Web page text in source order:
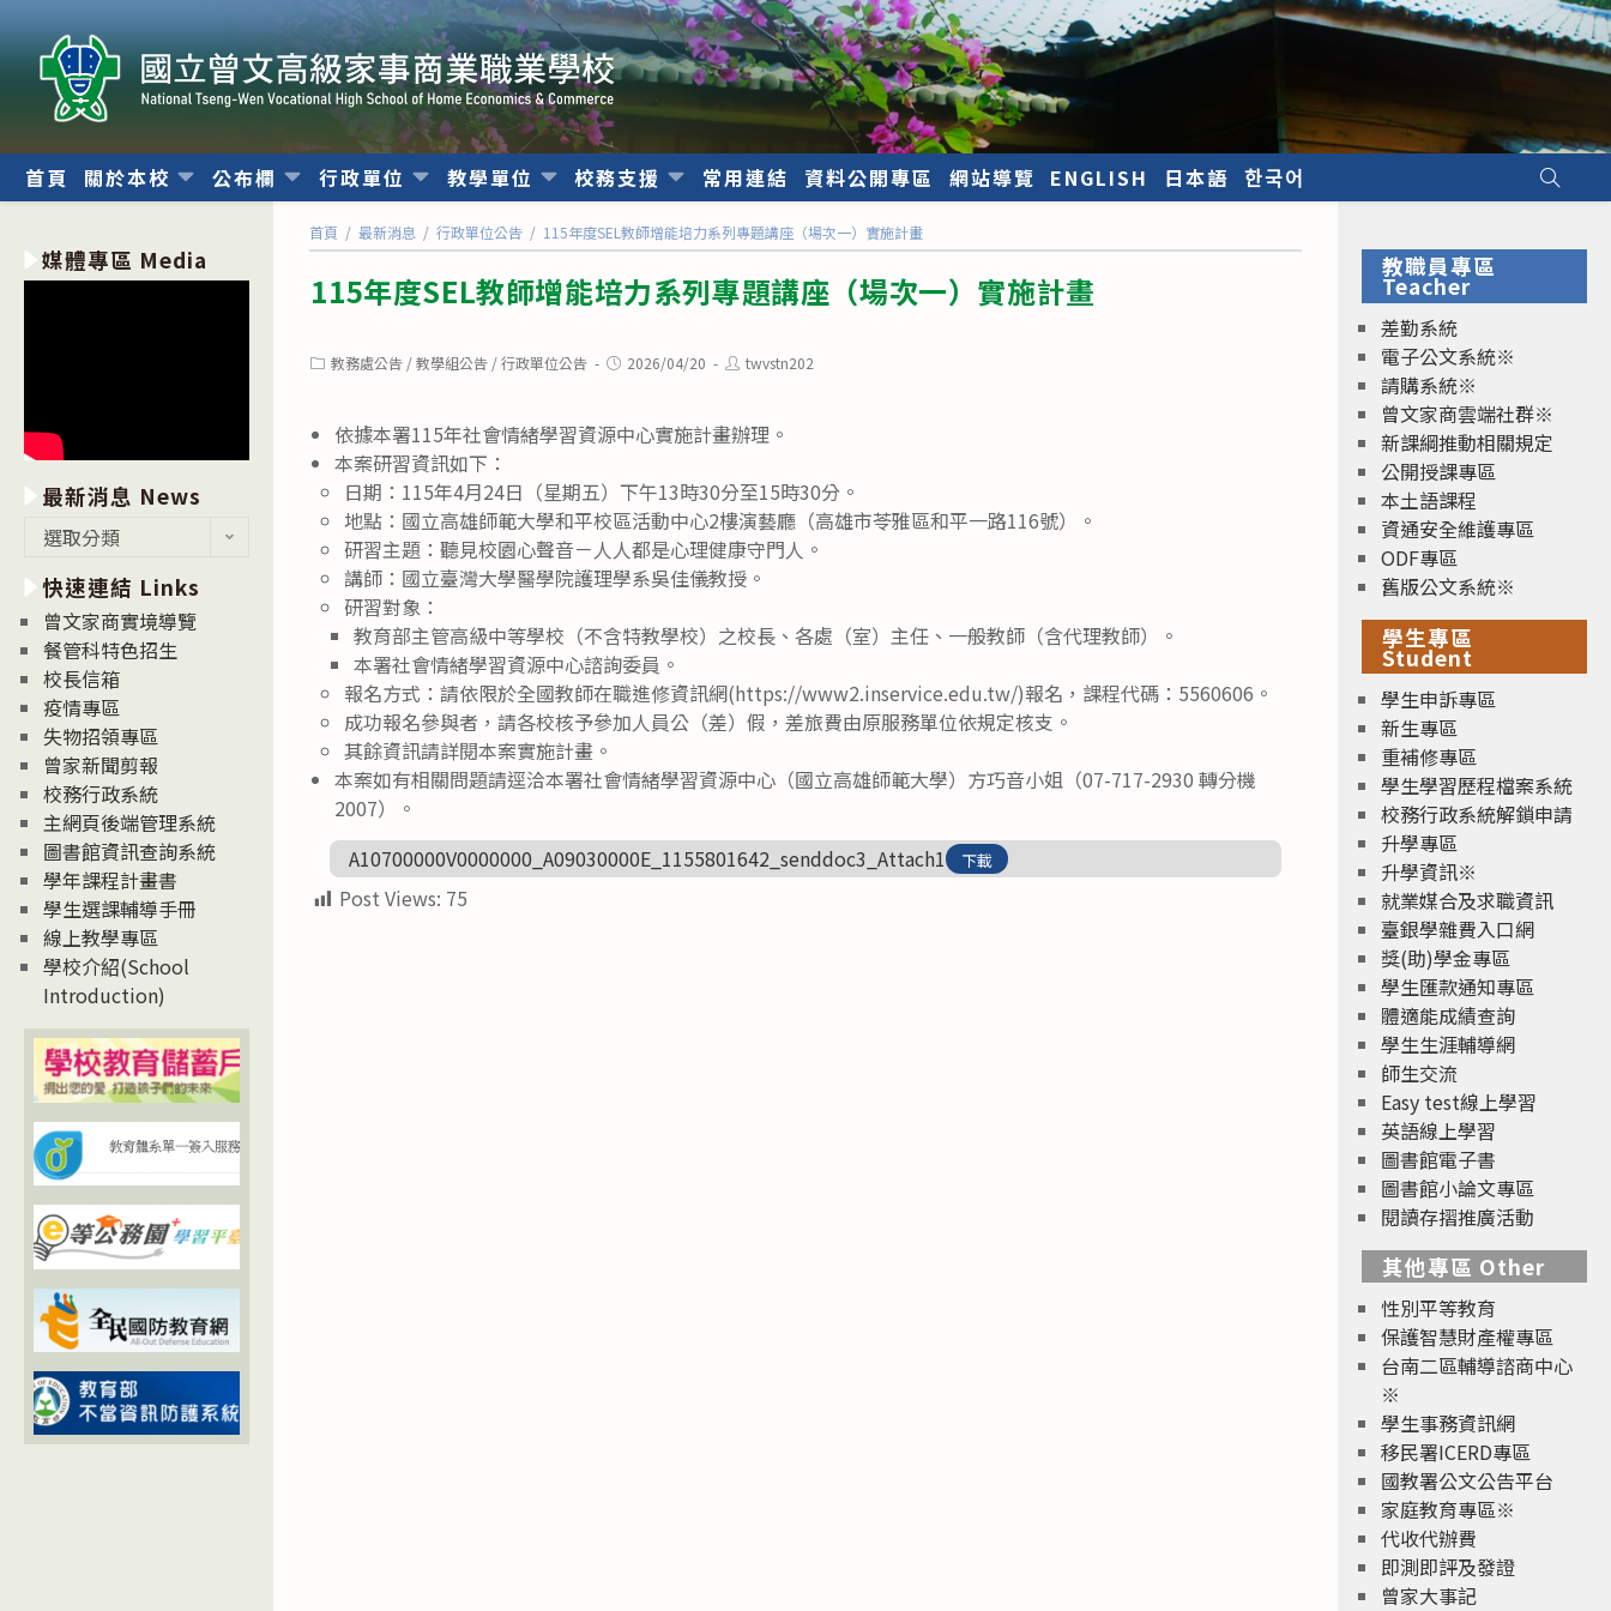
轉
內
首頁 關於本校 公布欄 行政單位 教學單位 校務支援 常用連結 資料公開專區 網站導覽 ENGLISH 日本語 한국어
首頁 / 最新消息 / 行政單位公告 / 115年度SEL教師增能培力系列專題講座（場次一）實施計畫
115年度SEL教師增能培力系列專題講座（場次一）實施計畫
Post教務處公告 / 教學組公告 / 行政單位公告
Post2026/04/20
Posttwvstn202
依據本署115年社會情緒學習資源中心實施計畫辦理。
本案研習資訊如下：
日期：115年4月24日（星期五）下午13時30分至15時30分。
地點：國立高雄師範大學和平校區活動中心2樓演藝廳（高雄市苓雅區和平一路116號）。
研習主題：聽見校園心聲音－人人都是心理健康守門人。
講師：國立臺灣大學醫學院護理學系吳佳儀教授。
研習對象：
教育部主管高級中等學校（不含特教學校）之校長、各處（室）主任、一般教師（含代理教師）。
本署社會情緒學習資源中心諮詢委員。
報名方式：請依限於全國教師在職進修資訊網(https://www2.inservice.edu.tw/)報名，課程代碼：5560606。
成功報名參與者，請各校核予參加人員公（差）假，差旅費由原服務單位依規定核支。
其餘資訊請詳閱本案實施計畫。
本案如有相關問題請逕洽本署社會情緒學習資源中心（國立高雄師範大學）方巧音小姐（07-717-2930 轉分機
2007）。
A10700000V0000000_A09030000E_1155801642_senddoc3_Attach1
下載
Post Views: 75
媒體專區 Media
最新消息 News
消
息
News
選取分類
快速連結 Links
曾文家商實境導覽
餐管科特色招生
校長信箱
疫情專區
失物招領專區
曾家新聞剪報
校務行政系統
主網頁後端管理系統
圖書館資訊查詢系統
學年課程計畫書
學生選課輔導手冊
線上教學專區
學校介紹(School
Introduction)
教職員專區
Teacher
差勤系統
電子公文系統※
請購系統※
曾文家商雲端社群※
新課綱推動相關規定
公開授課專區
本土語課程
資通安全維護專區
ODF專區
舊版公文系統※
學生專區
Student
學生申訴專區
新生專區
重補修專區
學生學習歷程檔案系統
校務行政系統解鎖申請
升學專區
升學資訊※
就業媒合及求職資訊
臺銀學雜費入口網
獎(助)學金專區
學生匯款通知專區
體適能成績查詢
學生生涯輔導網
師生交流
Easy test線上學習
英語線上學習
圖書館電子書
圖書館小論文專區
閱讀存摺推廣活動
其他專區 Other
性別平等教育
保護智慧財產權專區
台南二區輔導諮商中心
※
學生事務資訊網
移民署ICERD專區
國教署公文公告平台
家庭教育專區※
代收代辦費
即測即評及發證
曾家大事記